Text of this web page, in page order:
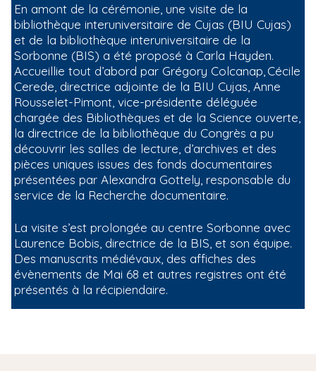
En amont de la cérémonie, une visite de la
bibliothèque interuniversitaire de Cujas (BIU Cujas)
et de la bibliothèque interuniversitaire de la
Sorbonne (BIS) a été proposé à Carla Hayden.
Accueillie tout d’abord par Grégory Colcanap, Cécile
Cerede, directrice adjointe de la BIU Cujas, Anne
Rousselet-Pimont, vice-présidente déléguée
chargée des Bibliothèques et de la Science ouverte,
la directrice de la bibliothèque du Congrès a pu
découvrir les salles de lecture, d’archives et des
pièces uniques issues des fonds documentaires
présentées par Alexandra Gottely, responsable du
service de la Recherche documentaire.
La visite s’est prolongée au centre Sorbonne avec
Laurence Bobis, directrice de la BIS, et son équipe.
Des manuscrits médiévaux, des affiches des
évènements de Mai 68 et autres registres ont été
présentés à la récipiendaire.